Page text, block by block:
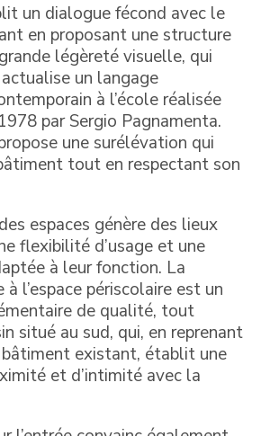
un dialogue fécond avec le
en proposant une structure
légèreté visuelle, qui
un langage
à l’école réalisée
par Sergio Pagnamenta.
une surélévation qui
tout en respectant son
espaces génère des lieux
flexibilité d’usage et une
à leur fonction. La
l’espace périscolaire est un
de qualité, tout
situé au sud, qui, en reprenant
existant, établit une
et d’intimité avec la